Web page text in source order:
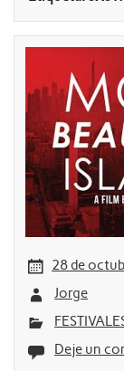
28 de
Jorge
Deje un